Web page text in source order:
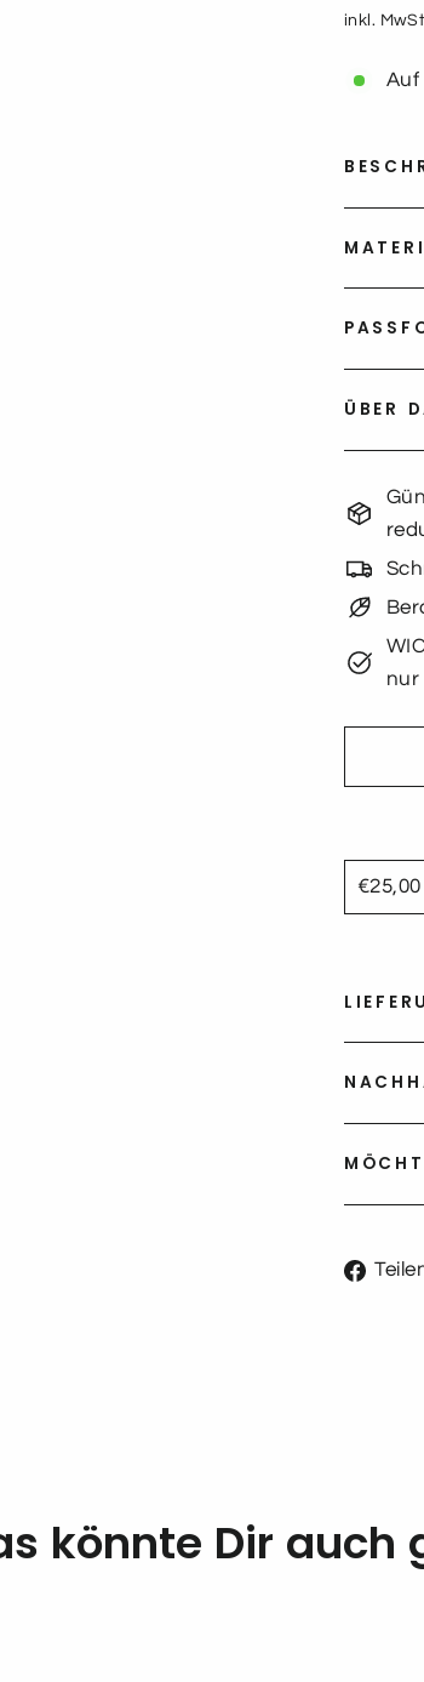
inkl.
Auf
ÜBER
nur
könnte Dir auch